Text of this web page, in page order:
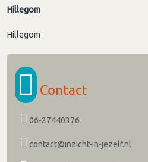
Hillegom
Hillegom
Contact
06-27440376
contact@inzicht-in-jezelf.nl